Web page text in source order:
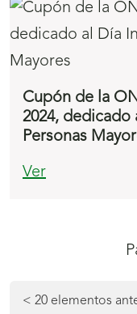
Cupón de la
2024, dedicado
Personas
Ver
la< 20 elementos